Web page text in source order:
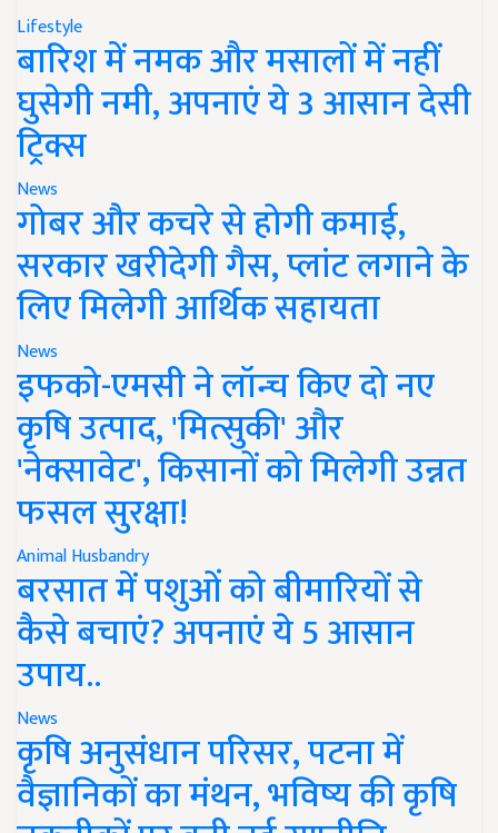
Lifestyle
बारिश में नमक और मसालों में नहीं
घुसेगी नमी, अपनाएं ये 3 आसान देसी
ट्रिक्स
News
गोबर और कचरे से होगी कमाई,
सरकार खरीदेगी गैस, प्लांट लगाने के
लिए मिलेगी आर्थिक सहायता
News
इफको-एमसी ने लॉन्च किए दो नए
कृषि उत्पाद, 'मित्सुकी' और
'नेक्सावेट', किसानों को मिलेगी उन्नत
फसल सुरक्षा!
Animal Husbandry
बरसात में पशुओं को बीमारियों से
कैसे बचाएं? अपनाएं ये 5 आसान
उपाय..
News
कृषि अनुसंधान परिसर, पटना में
वैज्ञानिकों का मंथन, भविष्य की कृषि